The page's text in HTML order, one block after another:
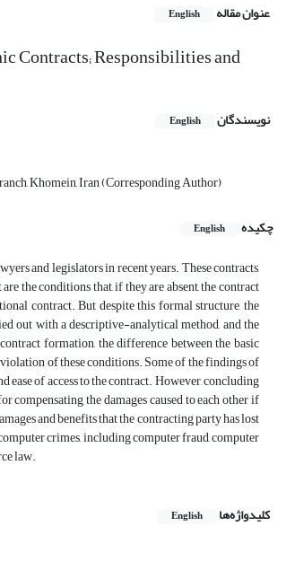
عنوان مقاله English
Contracts; Responsibilities and
نویسندگان English
Khomein, Iran (Corresponding Author)
چکیده
English
and legislators in recent years. These contracts,
the conditions that, if they are absent, the contract
contract. But despite this formal structure, the
out with a descriptive-analytical method, and the
formation, the difference between the basic
of these conditions. Some of the findings of
ease of access to the contract. However, concluding
the damages caused to each other if
and benefits that the contracting party has lost
crimes, including computer fraud, computer
law.
کلیدواژه‌ها English